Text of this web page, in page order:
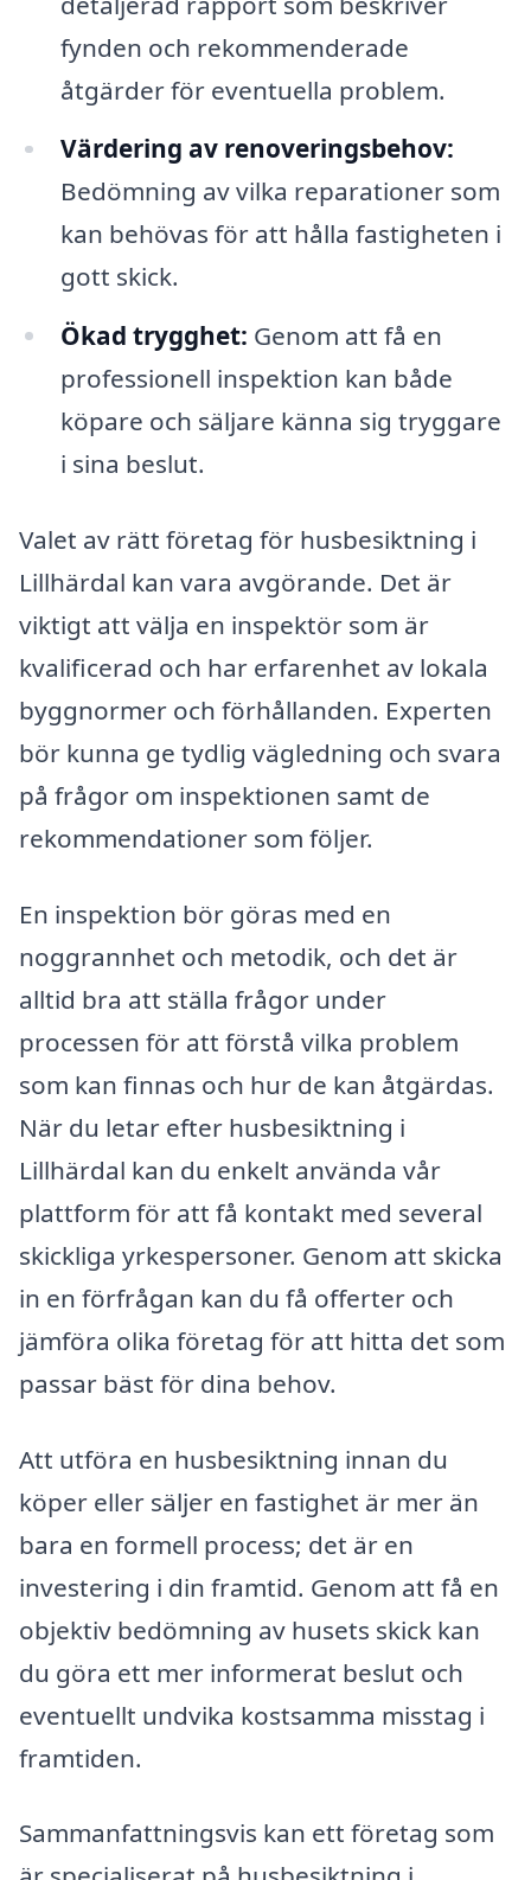
fynden och rekommenderade
åtgärder för eventuella problem.
Värdering av renoveringsbehov:
Bedömning av vilka reparationer som
kan behövas för att hålla fastigheten i
gott skick.
Ökad trygghet: Genom att få en
professionell inspektion kan både
köpare och säljare känna sig tryggare
i sina beslut.
Valet av rätt företag för husbesiktning i
Lillhärdal kan vara avgörande. Det är
viktigt att välja en inspektör som är
kvalificerad och har erfarenhet av lokala
byggnormer och förhållanden. Experten
bör kunna ge tydlig vägledning och svara
på frågor om inspektionen samt de
rekommendationer som följer.
En inspektion bör göras med en
noggrannhet och metodik, och det är
alltid bra att ställa frågor under
processen för att förstå vilka problem
som kan finnas och hur de kan åtgärdas.
När du letar efter husbesiktning i
Lillhärdal kan du enkelt använda vår
plattform för att få kontakt med several
skickliga yrkespersoner. Genom att skicka
in en förfrågan kan du få offerter och
jämföra olika företag för att hitta det som
passar bäst för dina behov.
Att utföra en husbesiktning innan du
köper eller säljer en fastighet är mer än
bara en formell process; det är en
investering i din framtid. Genom att få en
objektiv bedömning av husets skick kan
du göra ett mer informerat beslut och
eventuellt undvika kostsamma misstag i
framtiden.
Sammanfattningsvis kan ett företag som